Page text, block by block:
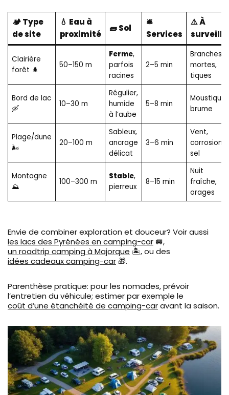
🏕️ Type
de site
💧 Eau à
proximité
🧱 Sol
🛎️
Services
⚠️ À
Clairière
forêt 🌲
50–150 m
Ferme,
parfois
racines
2–5 min
Branches
mortes,
tiques
Bord de lac
🛶
10–30 m
Régulier,
humide
à l’aube
5–8 min
brume
Plage/dune
🌬️
20–100 m
Sableux,
ancrage
délicat
3–6 min
Vent,
corrosion
sel
Montagne
⛰️
100–300 m
Stable,
pierreux
8–15 min
Nuit
fraîche,
orages
Envie de combiner exploration et douceur? Voir aussi
les lacs des Pyrénées en camping-car 🚐,
un roadtrip camping à Majorque 🏝️, ou des
idées cadeaux camping-car 🎁.
Parenthèse pratique: pour les nomades, prévoir
l’entretien du véhicule; estimer par exemple le
coût d’une étanchéité de camping-caravant la saison.